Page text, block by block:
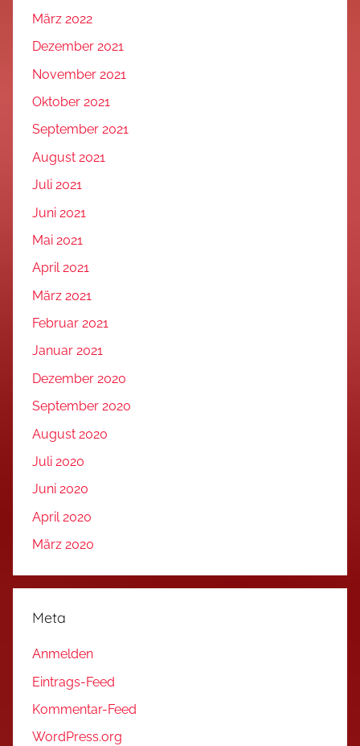
März 2022
Dezember 2021
November 2021
Oktober 2021
September 2021
August 2021
Juli 2021
Juni 2021
Mai 2021
April 2021
März 2021
Februar 2021
Januar 2021
Dezember 2020
September 2020
August 2020
Juli 2020
Juni 2020
April 2020
März 2020
Meta
Anmelden
Eintrags-Feed
Kommentar-Feed
WordPress.org